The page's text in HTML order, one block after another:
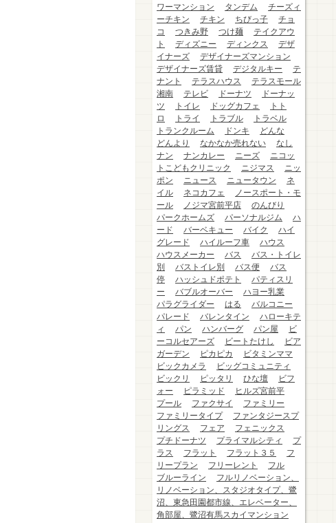
ワーマンション
タンデム
チーズィ
ーチキン
チキン ちびっ子
チョ
コ
つきみ野 つけ麺
テイクアウ
ト
ディズニー ディンクス
デザ
イナーズ
デザイナーズマンション
デザイナーズ賃貸
デジタルキー
テ
ナント
テラスハウス
テラスモール
湘南
テレビ ドーナツ
ドーナッ
ツ
トイレ ドッグカフェ
トト
ロ
トライ トラブル
トラベル
トランクルーム
ドンキ
どんな
どんより
なかなか売れない
なし
ナン
ナンカレー ニーズ
ニコッ
トこどもクリニック
ニジマス
ニッ
ポン
ニュース ニュータウン
ネ
イル
ネコカフェ
ノースポート・モ
ール
ノジマ宮前平店
のんびり
パークホームズ
パーソナルジム
ハ
ード
バーベキュー バイク
ハイ
グレード
ハイルーフ車
ハウス
ハウスメーカー
バス
バス・トイレ
別
バストイレ別 バス便
バス
停
ハッシュドポテト
パティスリ
ー
バブルオーバー
ハヨー乳業
パラグライダー
はる
バルコニー
パレード
バレンタイン
ハローキテ
ィ
パン ハンバーグ パン屋
ビ
ーコルセアーズ
ビートたけし
ビア
ガーデン
ピカピカ
ビタミンママ
ビックカメラ
ビッグコミュニティ
ビックリ
ピッタリ ひな壇
ビフ
ォー
ピラミッド
ヒルズ宮前平
プール
ファクサイ
ファミリー
ファミリータイプ
ファンタジースプ
リングス
フェア
フェニックス
プチドーナツ
プライマルシティ
プ
ラス
フラット フラット３５
フ
リープラン
フリーレント
フル
ブルーライン
フルリノベーション、
リノベーション、スタジオタイプ、鷺
沼、東急田園都市線、エレベーター、
角部屋、鷺沼有馬スカイマンション